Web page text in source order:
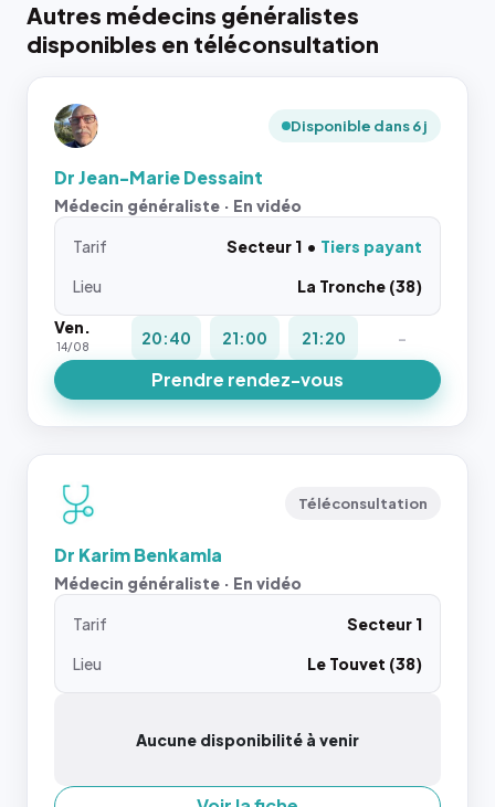
Autres médecins généralistes
disponibles en téléconsultation
Disponible dans 6 j
Dr Jean-Marie Dessaint
Médecin généraliste · En vidéo
Tarif Secteur 1
Tiers payant
Lieu
La Tronche (38)
Ven.
14/08 20:40 21:00 21:20 -
Prendre rendez-vous
Téléconsultation
Dr Karim Benkamla
Médecin généraliste · En vidéo
Tarif
Secteur 1
Lieu
Le Touvet (38)
Aucune disponibilité à venir